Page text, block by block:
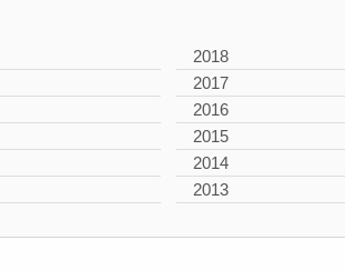
2018
2017
2016
2015
2014
2013